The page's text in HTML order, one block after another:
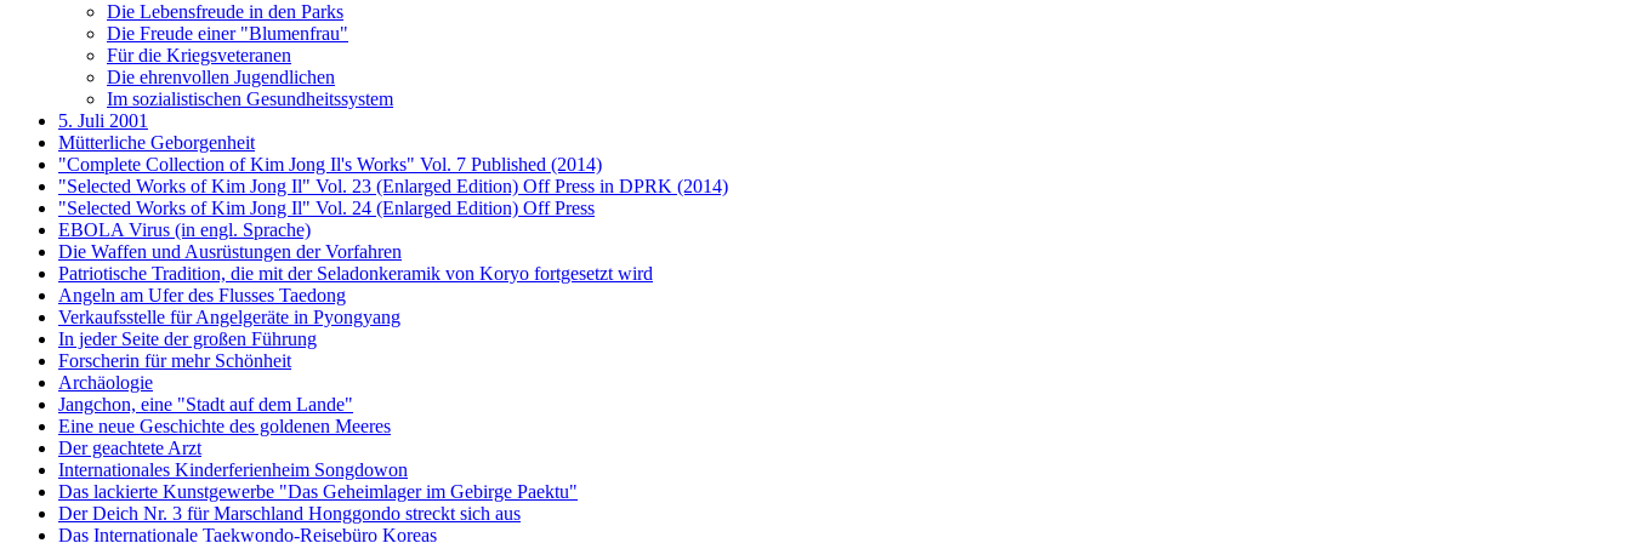
Die Lebensfreude in den Parks
Die Freude einer "Blumenfrau"
Für die Kriegsveteranen
Die ehrenvollen Jugendlichen
Im sozialistischen Gesundheitssystem
5. Juli 2001
Mütterliche Geborgenheit
"Complete Collection of Kim Jong Il's Works" Vol. 7 Published (2014)
"Selected Works of Kim Jong Il" Vol. 23 (Enlarged Edition) Off Press in DPRK (2014)
"Selected Works of Kim Jong Il" Vol. 24 (Enlarged Edition) Off Press
EBOLA Virus (in engl. Sprache)
Die Waffen und Ausrüstungen der Vorfahren
Patriotische Tradition, die mit der Seladonkeramik von Koryo fortgesetzt wird
Angeln am Ufer des Flusses Taedong
Verkaufsstelle für Angelgeräte in Pyongyang
In jeder Seite der großen Führung
Forscherin für mehr Schönheit
Archäologie
Jangchon, eine "Stadt auf dem Lande"
Eine neue Geschichte des goldenen Meeres
Der geachtete Arzt
Internationales Kinderferienheim Songdowon
Das lackierte Kunstgewerbe "Das Geheimlager im Gebirge Paektu"
Der Deich Nr. 3 für Marschland Honggondo streckt sich aus
Das Internationale Taekwondo-Reisebüro Koreas